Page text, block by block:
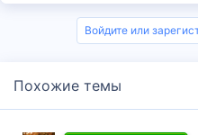
Войдите или
Похожие темы